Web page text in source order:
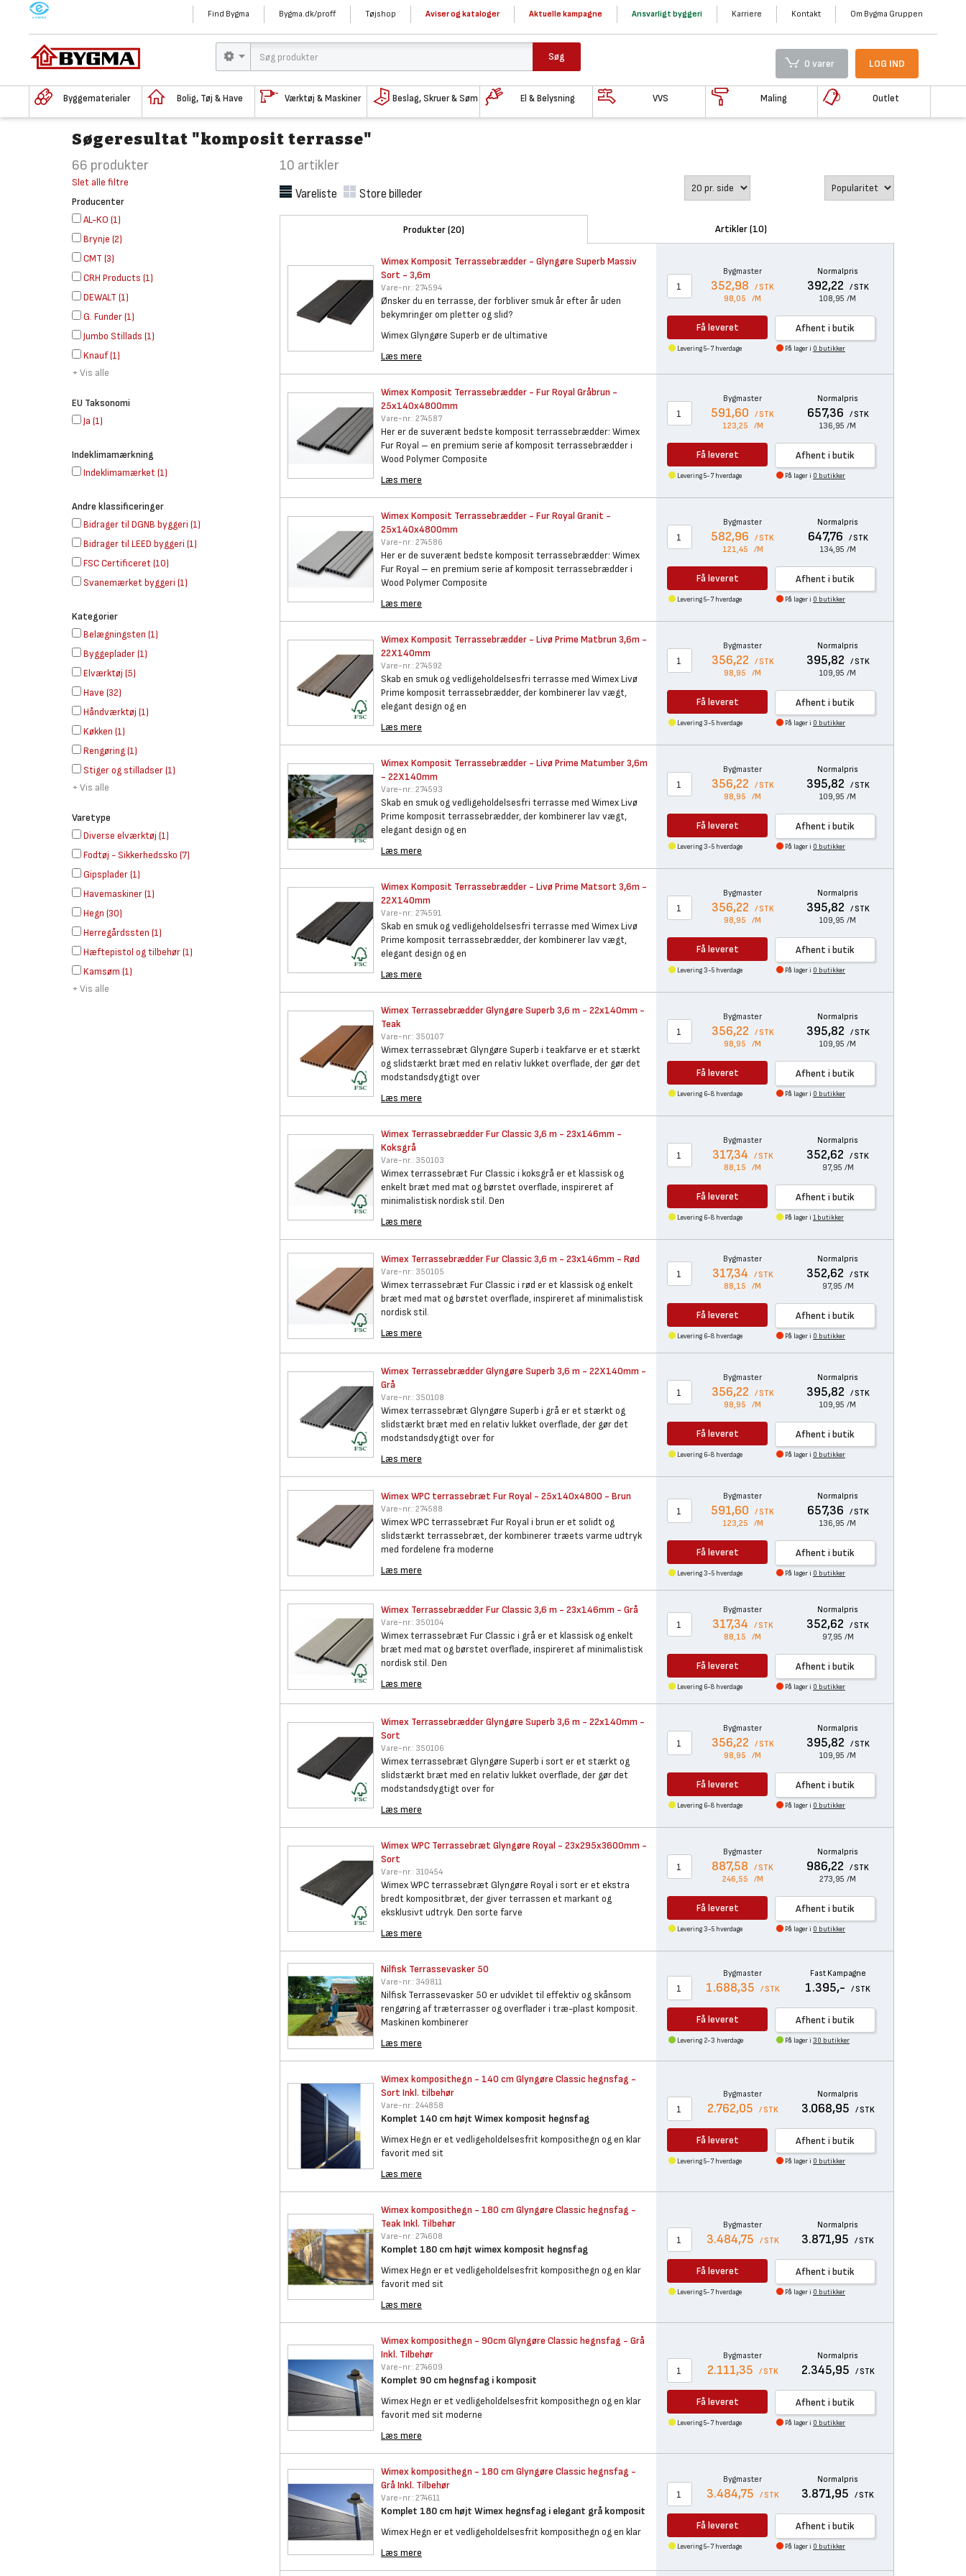
M Find Bygma Bygma.dk/proff Tøjshop Aviser og kataloger Aktuelle kampagne Ansvarligt byggeri Karriere Kontakt Om Bygma Gruppen
Søg
0 varer LOG IND
Byggematerialer Bolig, Tøj & Have Værktøj & Maskiner Beslag, Skruer & Søm El & Belysning VVS Maling Outlet
Søgeresultat "komposit terrasse"
10 artikler
66 produkter
Slet alle filtre
Producenter
AL-KO (1)
Brynje (2)
CMT (3)
CRH Products (1)
DEWALT (1)
G. Funder(1)
Jumbo Stillads (1)
Knauf(1)
+ Vis alle
EU Taksonomi
Ja (1)
Indeklimamærkning
Indeklimamærket(1)
Andre klassificeringer
Bidrager til DGNB byggeri (1)
Bidrager til LEED byggeri (1)
FSC Certificeret(10)
Svanemærket byggeri (1)
Kategorier
Belægningsten (1)
Byggeplader(1)
Elværktøj (5)
Have (32)
Håndværktøj (1)
Køkken (1)
Rengøring(1)
Stiger og stilladser(1)
+ Vis alle
Varetype
Diverse elværktøj (1)
Fodtøj - Sikkerhedssko (7)
Gipsplader(1)
Havemaskiner(1)
Hegn (30)
Herregårdssten (1)
Hæftepistol og tilbehør(1)
Kamsøm (1)
+ Vis alle
Vareliste Store billeder
Produkter (20) Artikler (10)
Wimex Komposit Terrassebrædder - Glyngøre Superb Massiv
Sort - 3,6m
Vare-nr.: 274594
Ønsker du en terrasse, der forbliver smuk år efter år uden
bekymringer om pletter og slid?
Wimex Glyngøre Superb er de ultimative
Læs mere
Bygmaster
352,98 / STK
98,05 /M
Normalpris
392,22 / STK
108,95 /M
Få leveret Afhent i butik
Levering 5-7 hverdage På lager i 0 butikker
Wimex Komposit Terrassebrædder - Fur Royal Gråbrun -
25x140x4800mm
Vare-nr.: 274587
Her er de suverænt bedste komposit terrassebrædder: Wimex
Fur Royal – en premium serie af komposit terrassebrædder i
Wood Polymer Composite
Læs mere
Bygmaster
591,60 / STK
123,25 /M
Normalpris
657,36 / STK
136,95 /M
Få leveret Afhent i butik
Levering 5-7 hverdage På lager i 0 butikker
Wimex Komposit Terrassebrædder - Fur Royal Granit -
25x140x4800mm
Vare-nr.: 274586
Her er de suverænt bedste komposit terrassebrædder: Wimex
Fur Royal – en premium serie af komposit terrassebrædder i
Wood Polymer Composite
Læs mere
Bygmaster
582,96 / STK
121,45 /M
Normalpris
647,76 / STK
134,95 /M
Få leveret Afhent i butik
Levering 5-7 hverdage På lager i 0 butikker
Wimex Komposit Terrassebrædder - Livø Prime Matbrun 3,6m -
22X140mm
Vare-nr.: 274592
Skab en smuk og vedligeholdelsesfri terrasse med Wimex Livø
Prime komposit terrassebrædder, der kombinerer lav vægt,
elegant design og en
Læs mere
Bygmaster
356,22 / STK
98,95 /M
Normalpris
395,82 / STK
109,95 /M
Få leveret Afhent i butik
Levering 3-5 hverdage På lager i 0 butikker
Wimex Komposit Terrassebrædder - Livø Prime Matumber 3,6m
- 22X140mm
Vare-nr.: 274593
Skab en smuk og vedligeholdelsesfri terrasse med Wimex Livø
Prime komposit terrassebrædder, der kombinerer lav vægt,
elegant design og en
Læs mere
Bygmaster
356,22 / STK
98,95 /M
Normalpris
395,82 / STK
109,95 /M
Få leveret Afhent i butik
Levering 3-5 hverdage På lager i 0 butikker
Wimex Komposit Terrassebrædder - Livø Prime Matsort 3,6m -
22X140mm
Vare-nr.: 274591
Skab en smuk og vedligeholdelsesfri terrasse med Wimex Livø
Prime komposit terrassebrædder, der kombinerer lav vægt,
elegant design og en
Læs mere
Bygmaster
356,22 / STK
98,95 /M
Normalpris
395,82 / STK
109,95 /M
Få leveret Afhent i butik
Levering 3-5 hverdage På lager i 0 butikker
Wimex Terrassebrædder Glyngøre Superb 3,6 m - 22x140mm -
Teak
Vare-nr.: 350107
Wimex terrassebræt Glyngøre Superb i teakfarve er et stærkt
og slidstærkt bræt med en relativ lukket overflade, der gør det
modstandsdygtigt over
Læs mere
Bygmaster
356,22 / STK
98,95 /M
Normalpris
395,82 / STK
109,95 /M
Få leveret Afhent i butik
Levering 6-8 hverdage På lager i 0 butikker
Wimex Terrassebrædder FurClassic 3,6 m - 23x146mm -
Koksgrå
Vare-nr.: 350103
Wimex terrassebræt Fur Classic i koksgrå er et klassisk og
enkelt bræt med mat og børstet overflade, inspireret af
minimalistisk nordisk stil. Den
Læs mere
Bygmaster
317,34 / STK
88,15 /M
Normalpris
352,62 / STK
97,95 /M
Få leveret Afhent i butik
Levering 6-8 hverdage På lager i 1 butikker
Wimex Terrassebrædder FurClassic 3,6 m - 23x146mm - Rød
Vare-nr.: 350105
Wimex terrassebræt Fur Classic i rød er et klassisk og enkelt
bræt med mat og børstet overflade, inspireret af minimalistisk
nordisk stil.
Læs mere
Bygmaster
317,34 / STK
88,15 /M
Normalpris
352,62 / STK
97,95 /M
Få leveret Afhent i butik
Levering 6-8 hverdage På lager i 0 butikker
Wimex Terrassebrædder Glyngøre Superb 3,6 m - 22X140mm -
Grå
Vare-nr.: 350108
Wimex terrassebræt Glyngøre Superb i grå er et stærkt og
slidstærkt bræt med en relativ lukket overflade, der gør det
modstandsdygtigt over for
Læs mere
Bygmaster
356,22 / STK
98,95 /M
Normalpris
395,82 / STK
109,95 /M
Få leveret Afhent i butik
Levering 6-8 hverdage På lager i 0 butikker
Wimex WPC terrassebræt FurRoyal - 25x140x4800 - Brun
Vare-nr.: 274588
Wimex WPC terrassebræt Fur Royal i brun er et solidt og
slidstærkt terrassebræt, der kombinerer træets varme udtryk
med fordelene fra moderne
Læs mere
Bygmaster
591,60 / STK
123,25 /M
Normalpris
657,36 / STK
136,95 /M
Få leveret Afhent i butik
Levering 3-5 hverdage På lager i 0 butikker
Wimex Terrassebrædder FurClassic 3,6 m - 23x146mm - Grå
Vare-nr.: 350104
Wimex terrassebræt Fur Classic i grå er et klassisk og enkelt
bræt med mat og børstet overflade, inspireret af minimalistisk
nordisk stil. Den
Læs mere
Bygmaster
317,34 / STK
88,15 /M
Normalpris
352,62 / STK
97,95 /M
Få leveret Afhent i butik
Levering 6-8 hverdage På lager i 0 butikker
Wimex Terrassebrædder Glyngøre Superb 3,6 m - 22x140mm -
Sort
Vare-nr.: 350106
Wimex terrassebræt Glyngøre Superb i sort er et stærkt og
slidstærkt bræt med en relativ lukket overflade, der gør det
modstandsdygtigt over for
Læs mere
Bygmaster
356,22 / STK
98,95 /M
Normalpris
395,82 / STK
109,95 /M
Få leveret Afhent i butik
Levering 6-8 hverdage På lager i 0 butikker
Wimex WPC Terrassebræt Glyngøre Royal - 23x295x3600mm -
Sort
Vare-nr.: 310454
Wimex WPC terrassebræt Glyngøre Royal i sort er et ekstra
bredt kompositbræt, der giver terrassen et markant og
eksklusivt udtryk. Den sorte farve
Læs mere
Bygmaster
887,58 / STK
246,55 /M
Normalpris
986,22 / STK
273,95 /M
Få leveret Afhent i butik
Levering 3-5 hverdage På lager i 0 butikker
Nilfisk Terrassevasker 50
Vare-nr.: 349811
Nilfisk Terrassevasker 50 er udviklet til effektiv og skånsom
rengøring af træterrasser og overflader i træ-plast komposit.
Maskinen kombinerer
Læs mere
Bygmaster
1.688,35 / STK
Fast Kampagne
1.395,- / STK
Få leveret Afhent i butik
Levering 2-3 hverdage På lager i 30 butikker
Wimex komposithegn - 140 cm Glyngøre Classic hegnsfag -
Sort Inkl. tilbehør
Vare-nr.: 244858
Komplet 140 cm højt Wimex komposit hegnsfag
Wimex Hegn er et vedligeholdelsesfrit komposithegn og en klar
favorit med sit
Læs mere
Bygmaster
2.762,05 / STK
Normalpris
3.068,95 / STK
Få leveret Afhent i butik
Levering 5-7 hverdage På lager i 0 butikker
Wimex komposithegn - 180 cm Glyngøre Classic hegnsfag -
Teak Inkl. Tilbehør
Vare-nr.: 274608
Komplet 180 cm højt wimex komposit hegnsfag
Wimex Hegn er et vedligeholdelsesfrit komposithegn og en klar
favorit med sit
Læs mere
Bygmaster
3.484,75 / STK
Normalpris
3.871,95 / STK
Få leveret Afhent i butik
Levering 5-7 hverdage På lager i 0 butikker
Wimex komposithegn - 90cm Glyngøre Classic hegnsfag - Grå
Inkl. Tilbehør
Vare-nr.: 274609
Komplet 90 cm hegnsfag i komposit
Wimex Hegn er et vedligeholdelsesfrit komposithegn og en klar
favorit med sit moderne
Læs mere
Bygmaster
2.111,35 / STK
Normalpris
2.345,95 / STK
Få leveret Afhent i butik
Levering 5-7 hverdage På lager i 0 butikker
Wimex komposithegn - 180 cm Glyngøre Classic hegnsfag -
Grå Inkl. Tilbehør
Vare-nr.: 274611
Komplet 180 cm højt Wimex hegnsfag i elegant grå komposit
Wimex Hegn er et vedligeholdelsesfrit komposithegn og en klar
Læs mere
Bygmaster
3.484,75 / STK
Normalpris
3.871,95 / STK
Få leveret Afhent i butik
Levering 5-7 hverdage På lager i 0 butikker